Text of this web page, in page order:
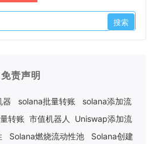
免责声明
器 solana批量转账
solana添加流
转账 市值机器人
Uniswap添加流
Solana燃烧流动性池
Solana创建